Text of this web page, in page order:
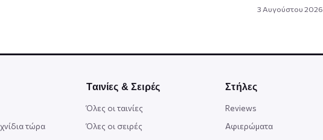
3 Αυγούστου 2026
τώρα
Ταινίες & Σειρές
Όλες οι ταινίες
Όλες οι σειρές
Στήλες
Reviews
Αφιερώματα